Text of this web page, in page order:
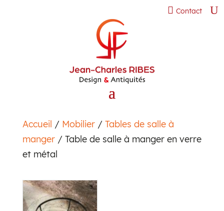
Contact
Accueil / Mobilier/ Tables de salle à
manger/ Table de salle à manger en verre
et métal